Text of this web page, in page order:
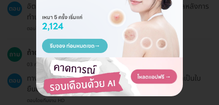
ตอบ
อัตราความสำเร็จขึ้นอยู่กับสภาพผิวแต่ละคนและการดูแลหลังการ
ทำบริการ แต่โดยทั่วไปจะมีอัตราความสำเร็จสูง
ตอบโดยทีมงาน HD
ถาม ถ้าต้องการใบเสร็จสามารถขอได้หรือไม่?
03 ก.ย. 2023
ตอบ
ทาง HDmall ไม่สามารถออกใบเสร็จได้ แต่สามารถออกเป็นใบ
ยืนยันการชำระเงินได้
ตอบโดยทีมงาน HD